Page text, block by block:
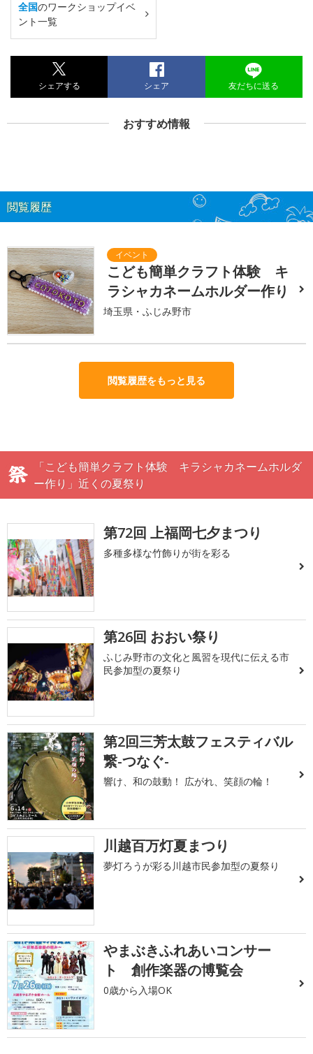
全国のワークショップイベ
ント一覧
シェアする シェア 友だちに送る
おすすめ情報
閲覧履歴
こども簡単クラフト体験 キ
ラシャカネームホルダー作り
埼玉県・ふじみ野市
閲覧履歴をもっと見る
「こども簡単クラフト体験 キラシャカネームホルダ
ー作り」近くの夏祭り
第72回 上福岡七夕まつり
多種多様な竹飾りが街を彩る
第26回 おおい祭り
ふじみ野市の文化と風習を現代に伝える市
民参加型の夏祭り
第2回三芳太鼓フェスティバル
繋-つなぐ-
響け、和の鼓動！ 広がれ、笑顔の輪！
川越百万灯夏まつり
夢灯ろうが彩る川越市民参加型の夏祭り
やまぶきふれあいコンサー
ト 創作楽器の博覧会
0歳から入場OK